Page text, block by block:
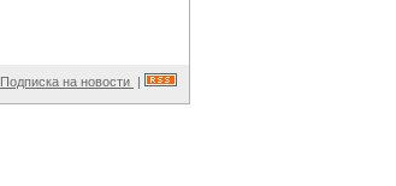
Подписка на новости |